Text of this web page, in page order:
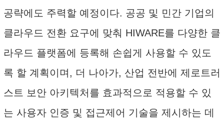
공략에도 주력할 예정이다. 공공 및 민간 기업의
클라우드 전환 요구에 맞춰 HIWARE를 다양한 클
라우드 플랫폼에 등록해 손쉽게 사용할 수 있도
록 할 계획이며, 더 나아가, 산업 전반에 제로트러
스트 보안 아키텍처를 효과적으로 적용할 수 있
는 사용자 인증 및 접근제어 기술을 제시하는 데